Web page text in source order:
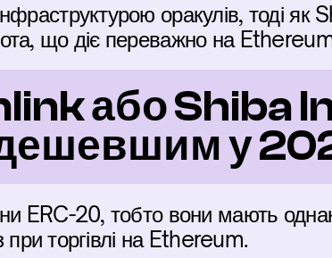
оракулів, тоді
що діє переважно на
або Shiba
у
ERC-20, тобто вони мають
при торгівлі на Ethereum.